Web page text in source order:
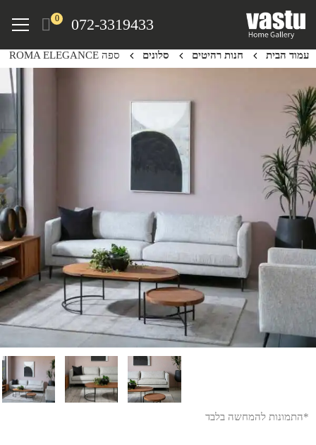
content
072-3319433
0
Menu
עמוד הבית חנות רהיטים סלונים ספה ROMA ELEGANCE
*התמונות להמחשה בלבד